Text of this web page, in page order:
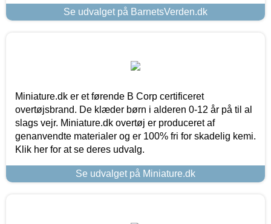
Se udvalget på BarnetsVerden.dk
Miniature.dk er et førende B Corp certificeret
overtøjsbrand. De klæder børn i alderen 0-12 år på til al
slags vejr. Miniature.dk overtøj er produceret af
genanvendte materialer og er 100% fri for skadelig kemi.
Klik her for at se deres udvalg.
Se udvalget på Miniature.dk